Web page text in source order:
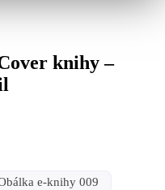
knihy –
e-knihy 009